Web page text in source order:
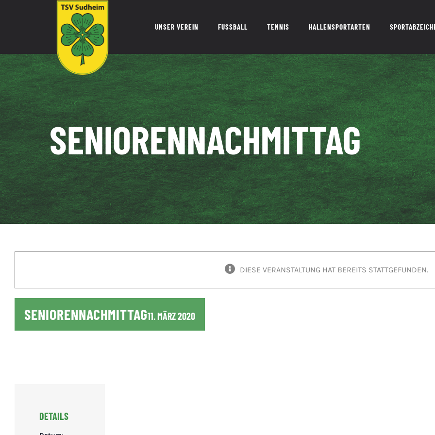
UNSER VEREIN FUSSBALL TENNIS HALLENSPORTARTEN
SENIORENNACHMITTAG
DIESE VERANSTALTUNG HAT BEREITS STATTGEFUNDEN.
SENIORENNACHMITTAG11. MÄRZ 2020
DETAILS